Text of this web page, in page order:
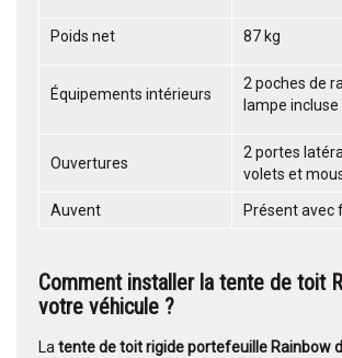
Poids net 87 kg
Équipements intérieurs
2 poches de
lampe incluse
Ouvertures
2 portes
volets et
Auvent Présent avec
Comment installer la tente de toit
votre véhicule ?
La tente de toit rigide portefeuille Rainbow